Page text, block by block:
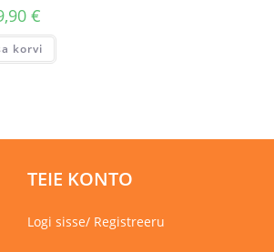
€
korvi
TEIE KONTO
Logi sisse/ Registreeru